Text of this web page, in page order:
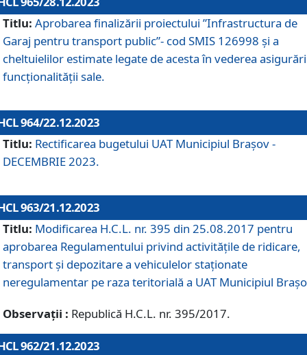
Titlu: Aprobarea finalizării proiectului ”Infrastructura de
Garaj pentru transport public”- cod SMIS 126998 și a
cheltuielilor estimate legate de acesta în vederea
funcționalității sale.
964/22.12.2023
Titlu: Rectificarea bugetului UAT Municipiul Braşov -
DECEMBRIE 2023.
963/21.12.2023
Titlu: Modificarea H.C.L. nr. 395 din 25.08.2017 pentru
aprobarea Regulamentului privind activitățile de ridicare,
transport şi depozitare a vehiculelor staționate
neregulamentar pe raza teritorială a UAT Municipiul
Observații : Republică H.C.L. nr. 395/2017.
962/21.12.2023